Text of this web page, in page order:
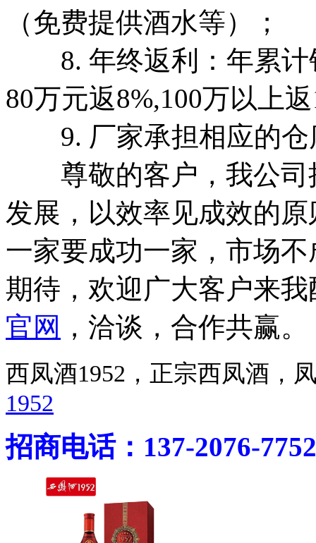
（免费提供酒水等）；
8. 年终返利：年累计
80万元返8%,100万以上
9. 厂家承担相应的仓
尊敬的客户，我公司
发展，以效率见成效的
一家要成功一家，市场
期待，欢迎广大客户来
官网 ，洽谈，合作共赢。
西凤酒1952，正宗西凤酒
1952
招商电话：137-2076-7752